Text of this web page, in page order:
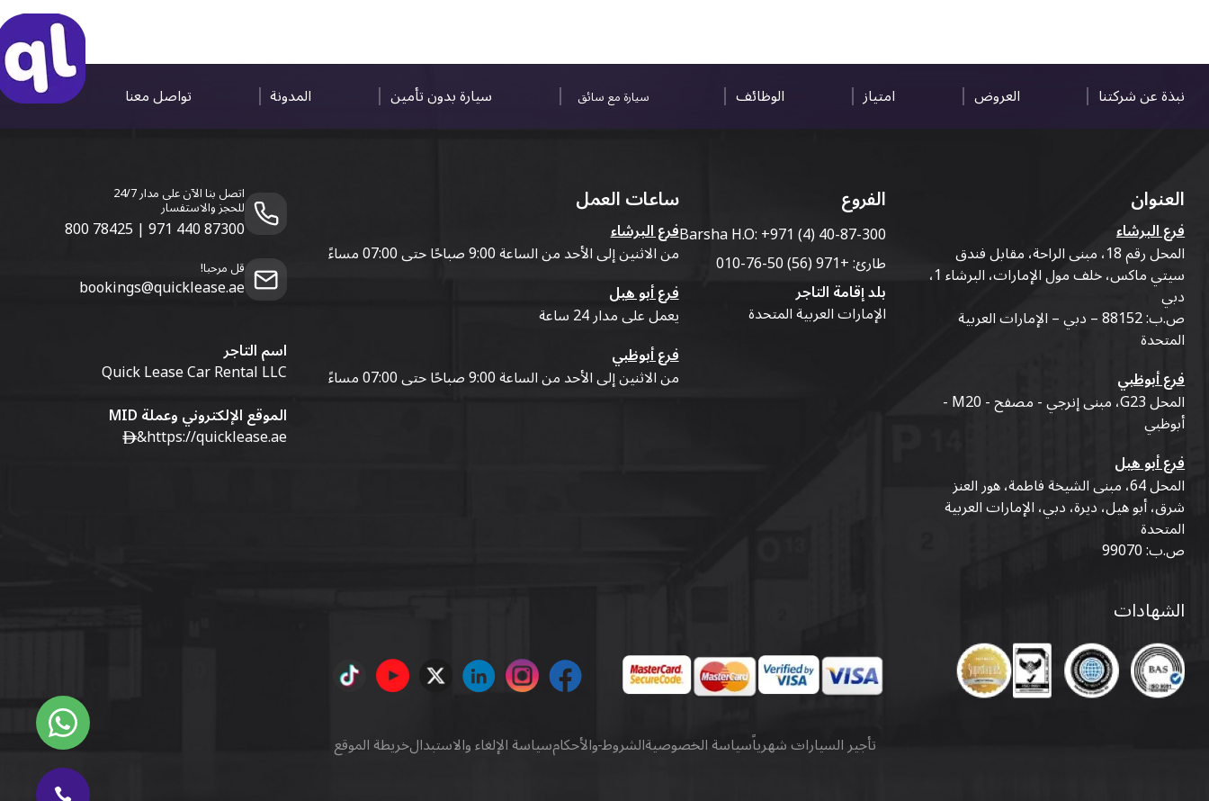
نبذة عن شركتنا العروض امتياز الوظائف سيارة مع سائق سيارة بدون تأمين المدونة تواصل معنا
العنوان
فرع البرشاء
المحل رقم 18، مبنى الراحة، مقابل فندق
سيتي ماكس، خلف مول الإمارات، البرشاء 1،
دبي
ص.ب: 88152 – دبي – الإمارات العربية
المتحدة
فرع أبوظبي
المحل G23، مبنى إنرجي - مصفح - M20 -
أبوظبي
فرع أبو هيل
المحل 64، مبنى الشيخة فاطمة، هور العنز
شرق، أبو هيل، ديرة، دبي، الإمارات العربية
المتحدة
ص.ب: 99070
الفروع
Barsha H.O:+971 (4) 40-87-300
طارئ:+971 (56) 50-76-010
بلد إقامة التاجر
الإمارات العربية المتحدة
ساعات العمل
فرع البرشاء
من الاثنين إلى الأحد من الساعة 9:00 صباحًا حتى 07:00 مساءً
فرع أبو هيل
يعمل على مدار 24 ساعة
فرع أبوظبي
من الاثنين إلى الأحد من الساعة 9:00 صباحًا حتى 07:00 مساءً
اتصل بنا الآن على مدار 24/7
للحجز والاستفسار
800 78425 | 971 440 87300
قل مرحبا!
bookings@quicklease.ae
اسم التاجر
Quick Lease Car Rental LLC
الموقع الإلكتروني وعملة MID
https://quicklease.ae
&
الشهادات
تأجير السيارات شهرياًسياسة الخصوصيةالشروط والأحكامسياسة الإلغاء والاستبدالخريطة الموقع